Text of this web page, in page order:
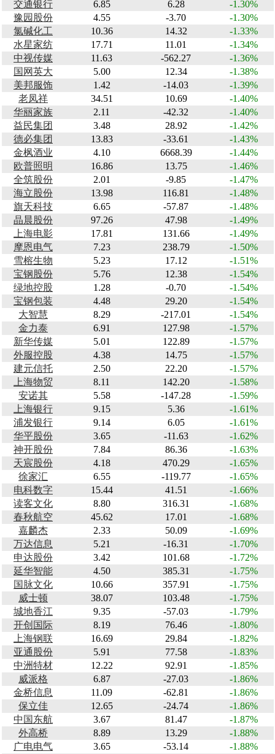
交通银行
6.85 6.28
-1.30%
豫园股份
4.55 -3.70
-1.30%
氯碱化工
10.36 14.32
-1.33%
水星家纺
17.71 11.01
-1.34%
中视传媒
11.63 -562.27
-1.36%
国网英大
5.00 12.34
-1.38%
美邦服饰
1.42 -14.03
-1.39%
老凤祥
34.51 10.69
-1.40%
华丽家族
2.11 -42.32
-1.40%
益民集团
3.48 28.92
-1.42%
德必集团
13.83 -33.61
-1.43%
金枫酒业
4.10 6668.39
-1.44%
欧普照明
16.86 13.75
-1.46%
全筑股份
2.01 -9.85
-1.47%
海立股份
13.98 116.81
-1.48%
旗天科技
6.65 -57.87
-1.48%
晶晨股份
97.26 47.98
-1.49%
上海电影
17.81 131.66
-1.49%
摩恩电气
7.23 238.79
-1.50%
雪榕生物
5.23 17.12
-1.51%
宝钢股份
5.76 12.38
-1.54%
绿地控股
1.28 -0.70
-1.54%
宝钢包装
4.48 29.20
-1.54%
大智慧
8.29 -217.01
-1.54%
金力泰
6.91 127.98
-1.57%
新华传媒
5.01 122.89
-1.57%
外服控股
4.38 14.75
-1.57%
建元信托
2.50 22.20
-1.57%
上海物贸
8.11 142.20
-1.58%
安诺其
5.58 -147.28
-1.59%
上海银行
9.15 5.36
-1.61%
浦发银行
9.14 6.05
-1.61%
华平股份
3.65 -11.63
-1.62%
神开股份
7.84 86.36
-1.63%
天宸股份
4.18 470.29
-1.65%
徐家汇
6.55 -119.77
-1.65%
电科数字
15.44 41.51
-1.66%
读客文化
8.80 316.31
-1.68%
春秋航空
45.62 17.01
-1.68%
嘉麟杰
2.33 50.09
-1.69%
万达信息
5.21 -16.31
-1.70%
申达股份
3.42 101.68
-1.72%
延华智能
4.50 385.31
-1.75%
国脉文化
10.66 357.91
-1.75%
威士顿
38.07 103.48
-1.75%
城地香江
9.35 -57.03
-1.79%
开创国际
8.19 76.46
-1.80%
上海钢联
16.69 29.84
-1.82%
亚通股份
5.91 77.58
-1.83%
中洲特材
12.22 92.91
-1.85%
威派格
6.87 -27.03
-1.86%
金桥信息
11.09 -62.81
-1.86%
保立佳
12.65 -24.74
-1.86%
中国东航
3.67 81.47
-1.87%
外高桥
8.89 13.29
-1.88%
广电电气
3.65 -53.14
-1.88%